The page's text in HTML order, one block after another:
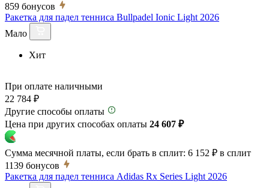
859 бонусов
Ракетка для падел тенниса Bullpadel Ionic Light 2026
Мало
Хит
При оплате наличными
22 784 ₽
Другие способы оплаты
Цена при других способах оплаты 24 607 ₽
Сумма месячной платы, если брать в сплит: 6 152 ₽ в сплит
1139 бонусов
Ракетка для падел тенниса Adidas Rx Series Light 2026